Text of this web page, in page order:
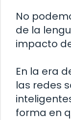
No
de la
impacto
En la era
las redes
forma en